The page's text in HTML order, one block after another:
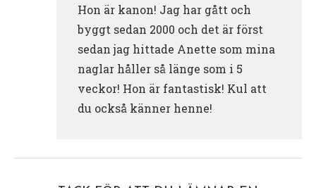
Hon är kanon! Jag har gått och
byggt sedan 2000 och det är först
sedan jag hittade Anette som mina
naglar håller så länge som i 5
veckor! Hon är fantastisk! Kul att
du också känner henne!